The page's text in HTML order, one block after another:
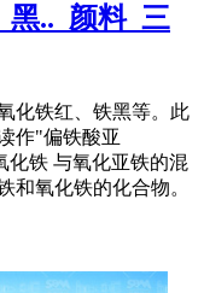
.._颜料_三
化铁红、铁黑等。此
作"偏铁酸亚
化铁 与氧化亚铁的混
和氧化铁的化合物。